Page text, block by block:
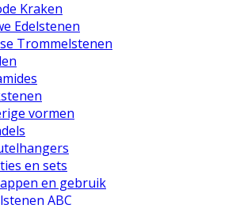
Kraken
Edelstenen
Trommelstenen
vormen
en sets
en gebruik
ABC